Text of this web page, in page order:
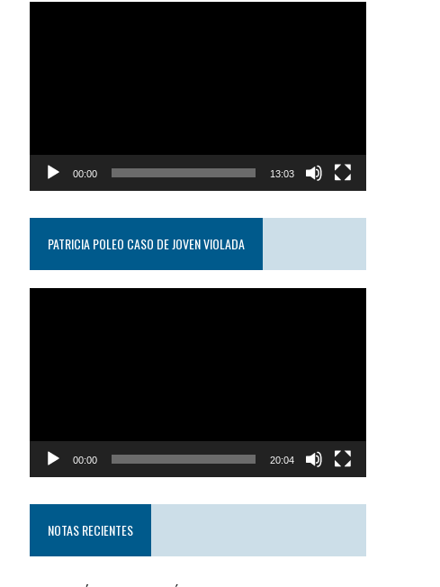
00:00 13:03
PATRICIA POLEO CASO DE JOVEN VIOLADA
00:00 20:04
NOTAS RECIENTES